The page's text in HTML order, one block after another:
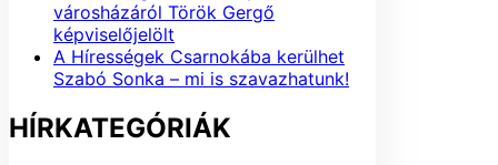
városházáról Török Gergő
képviselőjelölt
A Hírességek Csarnokába kerülhet
Szabó Sonka – mi is szavazhatunk!
HÍRKATEGÓRIÁK